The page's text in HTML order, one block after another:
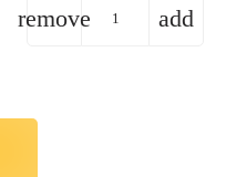
remove add